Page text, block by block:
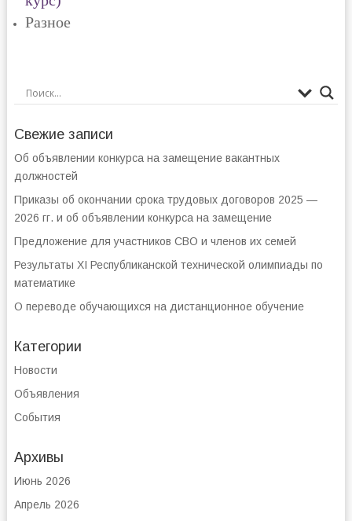
Разное
Свежие записи
Об объявлении конкурса на замещение вакантных
должностей
Приказы об окончании срока трудовых договоров 2025 —
2026 гг. и об объявлении конкурса на замещение
Предложение для участников СВО и членов их семей
Результаты XI Республиканской технической олимпиады по
математике
О переводе обучающихся на дистанционное обучение
Категории
Новости
Объявления
События
Архивы
Июнь 2026
Апрель 2026